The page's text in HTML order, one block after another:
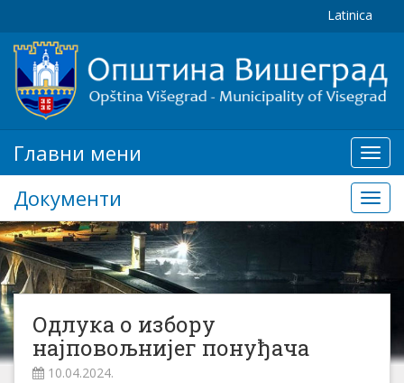
Latinica
мени
Главни мени
Документи
Одлука о избору
најповољнијег понуђача
10.04.2024.